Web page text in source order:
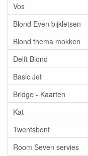
Vos
Blond Even bijkletsen
Blond thema mokken
Delft Blond
Basic Jet
Bridge - Kaarten
Kat
Twentsbont
Room Seven servies